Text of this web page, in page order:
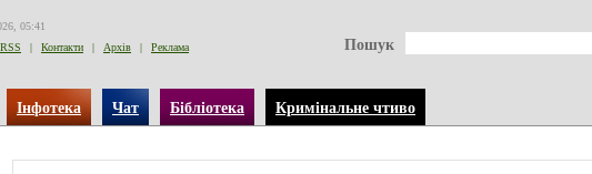
05:41
RSS | Контакти | Архів | Реклама Пошук
Інфотека Чат Бібліотека Кримінальне чтиво